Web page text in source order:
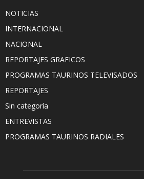
NOTICIAS
INTERNACIONAL
NACIONAL
REPORTAJES GRAFICOS
PROGRAMAS TAURINOS TELEVISADOS
REPORTAJES
Sin categoría
ENTREVISTAS
PROGRAMAS TAURINOS RADIALES